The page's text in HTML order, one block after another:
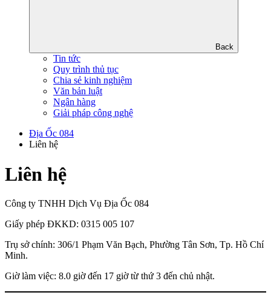
Back
Tin tức
Quy trình thủ tục
Chia sẻ kinh nghiệm
Văn bản luật
Ngân hàng
Giải pháp công nghệ
Địa Ốc 084
Liên hệ
Liên hệ
Công ty TNHH Dịch Vụ Địa Ốc 084
Giấy phép ĐKKD: 0315 005 107
Trụ sở chính: 306/1 Phạm Văn Bạch, Phường Tân Sơn, Tp. Hồ Chí
Minh.
Giờ làm việc: 8.0 giờ đến 17 giờ từ thứ 3 đến chủ nhật.